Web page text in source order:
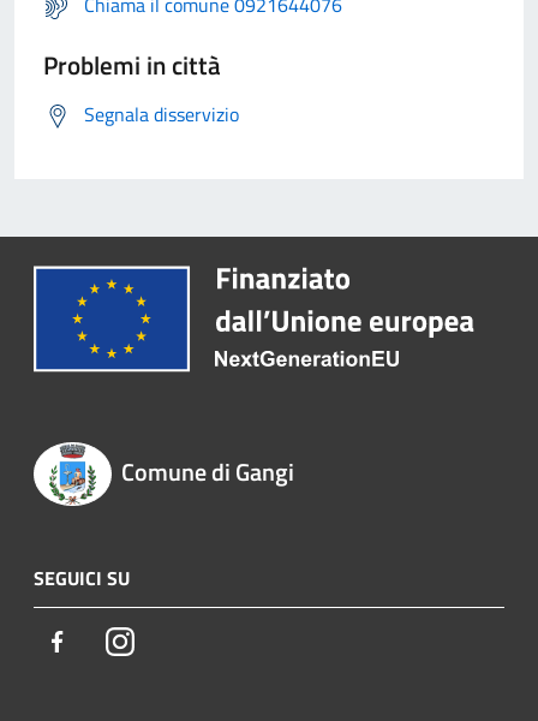
Problemi in città
Segnala disservizio
Comune di Gangi
SEGUICI SU
FacebookInstagram